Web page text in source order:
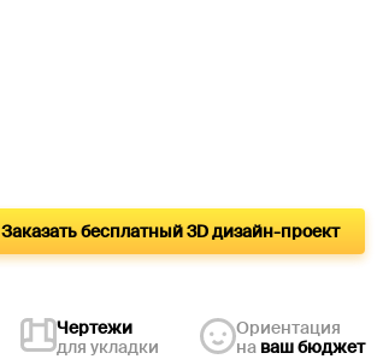
Заказать бесплатный 3D дизайн-проект
Чертежи
для укладки
Ориентация
на ваш бюджет